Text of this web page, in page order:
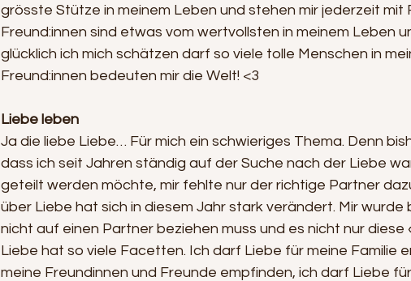
grösste Stütze in meinem Leben und stehen mir jederzeit mit
Freund:innen sind etwas vom wertvollsten in meinem Leben
glücklich ich mich schätzen darf so viele tolle Menschen in
Freund:innen bedeuten mir die Welt! <3
Liebe leben
Ja die liebe Liebe… Für mich ein schwieriges Thema. Denn
dass ich seit Jahren ständig auf der Suche nach der Liebe
geteilt werden möchte, mir fehlte nur der richtige Partner
über Liebe hat sich in diesem Jahr stark verändert. Mir wurde
nicht auf einen Partner beziehen muss und es nicht nur diese
Liebe hat so viele Facetten. Ich darf Liebe für meine Familie
meine Freundinnen und Freunde empfinden, ich darf Liebe